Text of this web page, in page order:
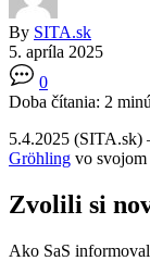
By SITA.sk
5. apríla 2025
0
Doba čítania: 2
5.4.2025 (SITA.sk)
Gröhling vo
Zvolili si
Ako SaS